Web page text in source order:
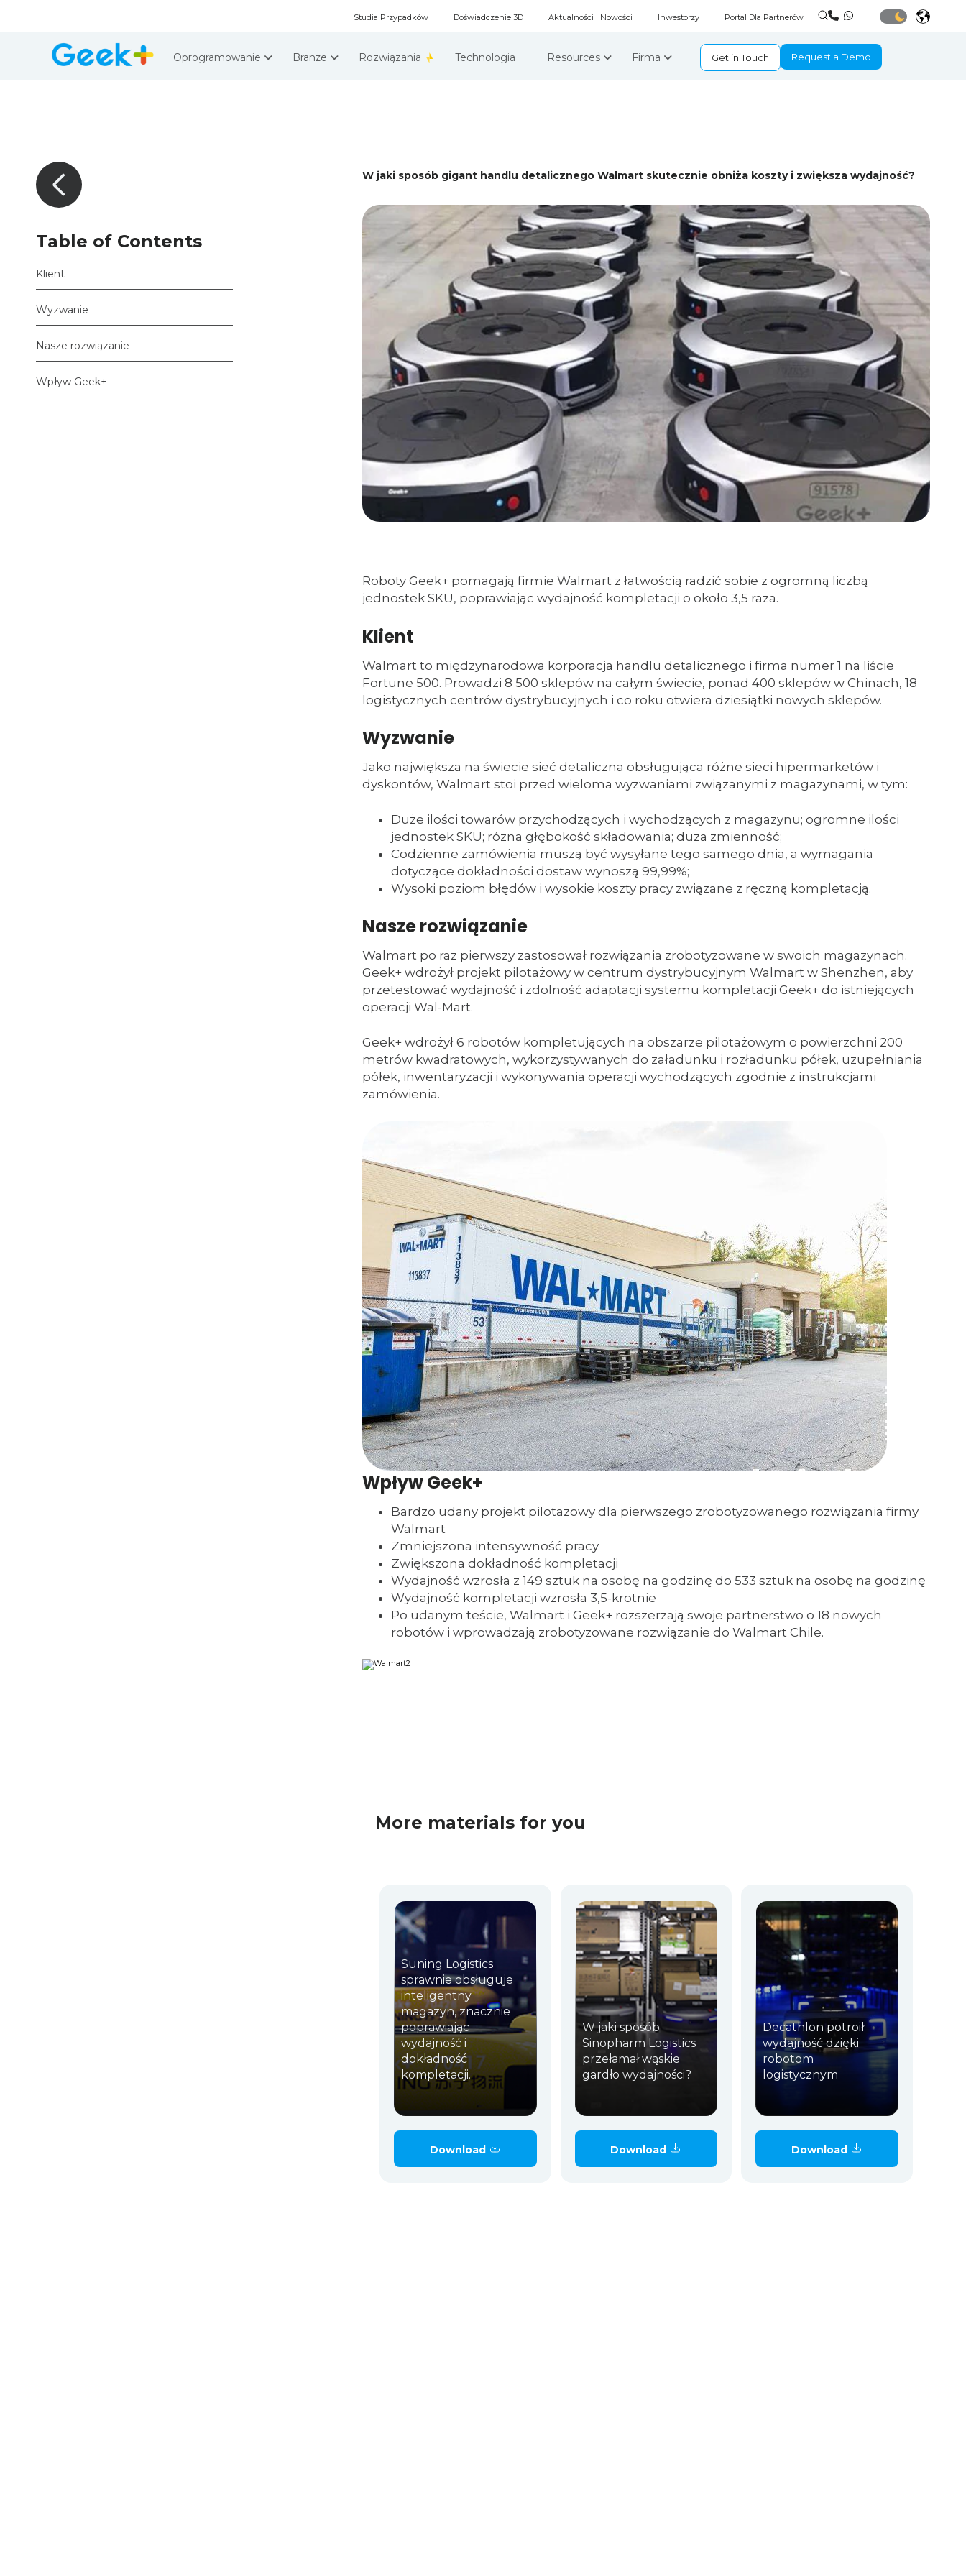
Studia Przypadków Doświadczenie 3D Aktualności I Nowości Inwestorzy Portal Dla Partnerów
Oprogramowanie Branże Rozwiązania Technologia Resources Firma Get in Touch Request a Demo
Table of Contents
Klient
Wyzwanie
Nasze rozwiązanie
Wpływ Geek+
W jaki sposób gigant handlu detalicznego Walmart skutecznie obniża koszty i zwiększa wydajność?
Roboty Geek+ pomagają firmie Walmart z łatwością radzić sobie z ogromną liczbą
jednostek SKU, poprawiając wydajność kompletacji o około 3,5 raza.
Klient
Walmart to międzynarodowa korporacja handlu detalicznego i firma numer 1 na liście
Fortune 500. Prowadzi 8 500 sklepów na całym świecie, ponad 400 sklepów w Chinach, 18
logistycznych centrów dystrybucyjnych i co roku otwiera dziesiątki nowych sklepów.
Wyzwanie
Jako największa na świecie sieć detaliczna obsługująca różne sieci hipermarketów i
dyskontów, Walmart stoi przed wieloma wyzwaniami związanymi z magazynami, w tym:
Duże ilości towarów przychodzących i wychodzących z magazynu; ogromne ilości
jednostek SKU; różna głębokość składowania; duża zmienność;
Codzienne zamówienia muszą być wysyłane tego samego dnia, a wymagania
dotyczące dokładności dostaw wynoszą 99,99%;
Wysoki poziom błędów i wysokie koszty pracy związane z ręczną kompletacją.
Nasze rozwiązanie
Walmart po raz pierwszy zastosował rozwiązania zrobotyzowane w swoich magazynach.
Geek+ wdrożył projekt pilotażowy w centrum dystrybucyjnym Walmart w Shenzhen, aby
przetestować wydajność i zdolność adaptacji systemu kompletacji Geek+ do istniejących
operacji Wal-Mart.
Geek+ wdrożył 6 robotów kompletujących na obszarze pilotażowym o powierzchni 200
metrów kwadratowych, wykorzystywanych do załadunku i rozładunku półek, uzupełniania
półek, inwentaryzacji i wykonywania operacji wychodzących zgodnie z instrukcjami
zamówienia.
Wpływ Geek+
Bardzo udany projekt pilotażowy dla pierwszego zrobotyzowanego rozwiązania firmy
Walmart
Zmniejszona intensywność pracy
Zwiększona dokładność kompletacji
Wydajność wzrosła z 149 sztuk na osobę na godzinę do 533 sztuk na osobę na godzinę
Wydajność kompletacji wzrosła 3,5-krotnie
Po udanym teście, Walmart i Geek+ rozszerzają swoje partnerstwo o 18 nowych
robotów i wprowadzają zrobotyzowane rozwiązanie do Walmart Chile.
More materials for you
Suning Logistics
sprawnie obsługuje
inteligentny
magazyn, znacznie
poprawiając
wydajność i
dokładność
kompletacji.
Download
W jaki sposób
Sinopharm Logistics
przełamał wąskie
gardło wydajności?
Download
Decathlon potroił
wydajność dzięki
robotom
logistycznym
Download